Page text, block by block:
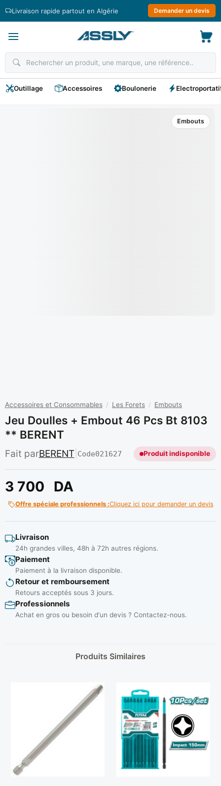
Livraison rapide partout en Algérie Demander un devis
Outillage Accessoires Boulonerie
Embouts
Accessoires et Consommables / Les Forets / Embouts
Jeu Doulles + Embout 46 Pcs Bt 8103
** BERENT
Fait parBERENT| Code021627 Produit indisponible
3 700 DA
Offre spéciale professionnels :Cliquez ici pour demander un devis
Livraison
24h grandes villes, 48h à 72h autres régions.
Paiement
Paiement à la livraison disponible.
Retour et remboursement
Retours acceptés sous 3 jours.
Professionnels
Achat en gros ou besoin d'un devis ? Contactez-nous.
Produits Similaires